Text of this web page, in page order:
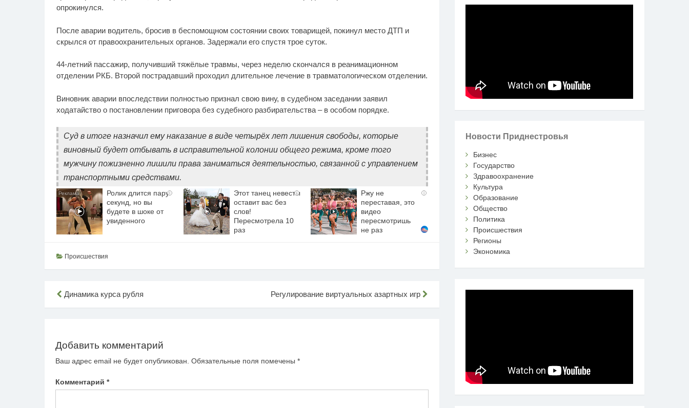
опрокинулся.
После аварии водитель, бросив в беспомощном состоянии своих товарищей, покинул место ДТП и
скрылся от правоохранительных органов. Задержали его спустя трое суток.
44-летний пассажир, получивший тяжёлые травмы, через неделю скончался в реанимационном
отделении РКБ. Второй пострадавший проходил длительное лечение в травматологическом отделении.
Виновник аварии впоследствии полностью признал свою вину, в судебном заседании заявил
ходатайство о постановлении приговора без судебного разбирательства – в особом порядке.
Суд в итоге назначил ему наказание в виде четырёх лет лишения свободы, которые
виновный будет отбывать в исправительной колонии общего режима, кроме того
мужчину пожизненно лишили права заниматься деятельностью, связанной с управлением
транспортными средствами.
i
Ролик длится пару
секунд, но вы
будете в шоке от
увиденного
i
Этот танец невесты
оставит вас без
слов!
Пересмотрела 10
раз
i
Ржу не
переставая, это
видео
пересмотришь
не раз
Происшествия
Навигация
по
Динамика курса рубля Регулирование виртуальных азартных игр
Добавить комментарий
Ваш адрес email не будет опубликован. Обязательные поля помечены *
Комментарий *
Новости Приднестровья
Бизнес
Государство
Здравоохранение
Культура
Образование
Общество
Политика
Происшествия
Регионы
Экономика